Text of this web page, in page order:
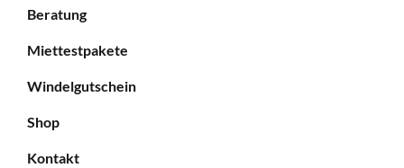
Beratung
Miettestpakete
Windelgutschein
Shop
Kontakt